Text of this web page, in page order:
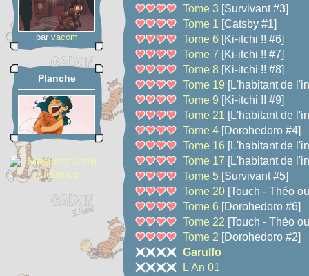
par vacom
Planche
Tome 3 [Survivant #3]
Tome 1 [Catsby #1]
Tome 6 [Ki-itchi !! #6]
Tome 7 [Ki-itchi !! #7]
Tome 8 [Ki-itchi !! #8]
Tome 19 [L'habitant de
Tome 9 [Ki-itchi !! #9]
Tome 21 [L'habitant de
Tome 4 [Dorohedoro #4]
Tome 16 [L'habitant de
Tome 17 [L'habitant de
Tome 5 [Survivant #5]
Tome 20 [Touch - Théo
Tome 6 [Dorohedoro #6]
Tome 22 [Touch - Théo
Tome 2 [Dorohedoro #2]
Garulfo
L'An 01